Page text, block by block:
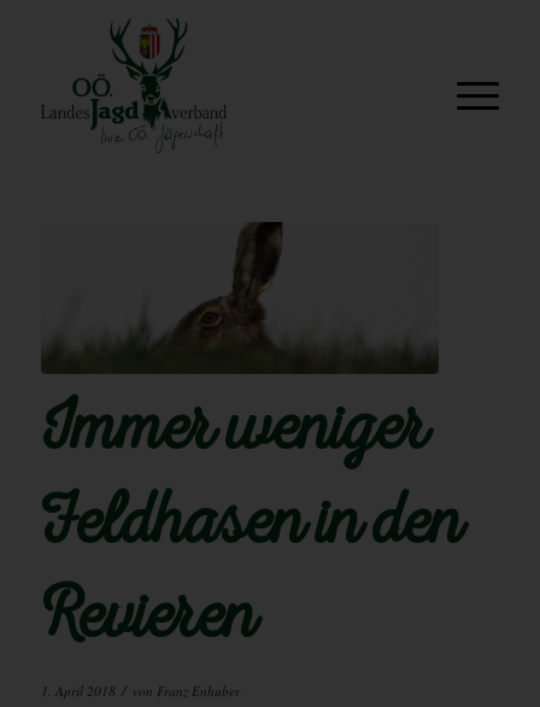
Immer weniger
Feldhasen in den
Revieren
1. April 2018 / von Franz Enhuber